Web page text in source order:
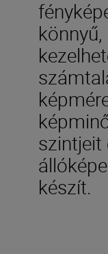
szintjeit
készít.